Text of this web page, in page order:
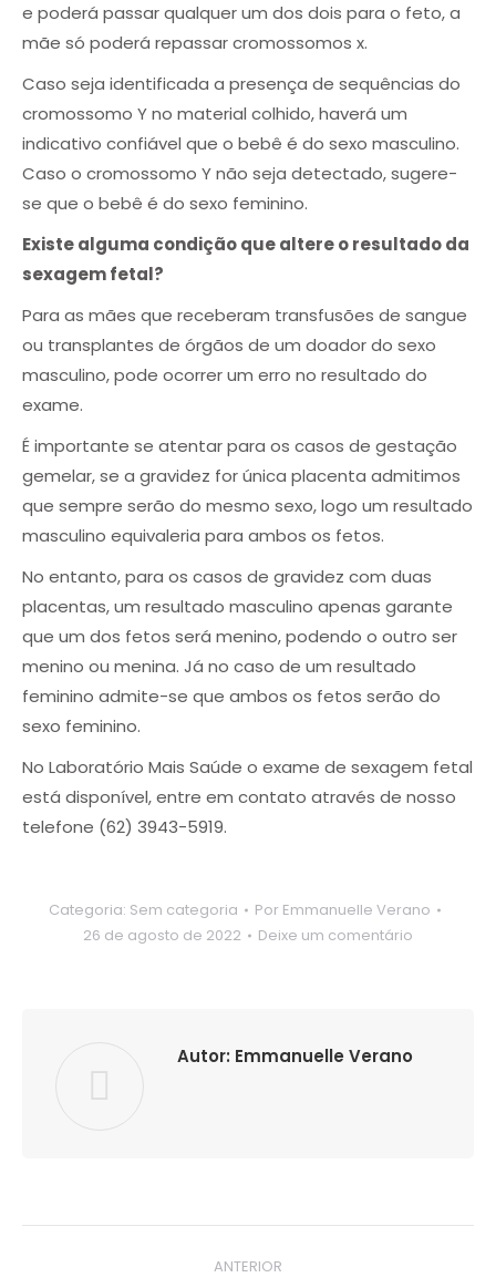
e poderá passar qualquer um dos dois para o feto, a
mãe só poderá repassar cromossomos x.
Caso seja identificada a presença de sequências do
cromossomo Y no material colhido, haverá um
indicativo confiável que o bebê é do sexo masculino.
Caso o cromossomo Y não seja detectado, sugere-
se que o bebê é do sexo feminino.
Existe alguma condição que altere o resultado da
sexagem fetal?
Para as mães que receberam transfusões de sangue
ou transplantes de órgãos de um doador do sexo
masculino, pode ocorrer um erro no resultado do
exame.
É importante se atentar para os casos de gestação
gemelar, se a gravidez for única placenta admitimos
que sempre serão do mesmo sexo, logo um resultado
masculino equivaleria para ambos os fetos.
No entanto, para os casos de gravidez com duas
placentas, um resultado masculino apenas garante
que um dos fetos será menino, podendo o outro ser
menino ou menina. Já no caso de um resultado
feminino admite-se que ambos os fetos serão do
sexo feminino.
No Laboratório Mais Saúde o exame de sexagem fetal
está disponível, entre em contato através de nosso
telefone (62) 3943-5919.
Categoria: Sem categoria Por Emmanuelle Verano
26 de agosto de 2022
Deixe um comentário
Autor: Emmanuelle Verano
NavegaçãoANTERIOR